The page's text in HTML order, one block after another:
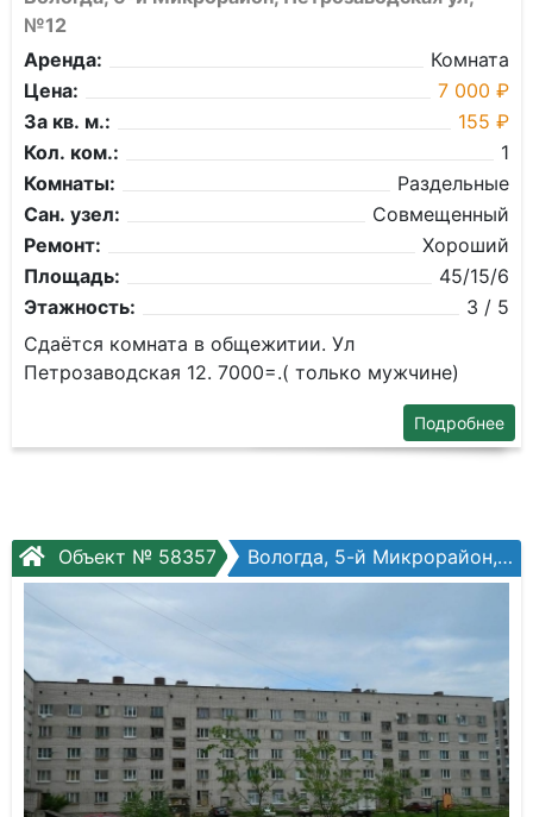
№12
Аренда:
Комната
Цена:
7 000 ₽
За кв. м.:
155 ₽
Кол. ком.:
1
Комнаты:
Раздельные
Сан. узел:
Совмещенный
Ремонт:
Хороший
Площадь:
45/15/6
Этажность:
3 / 5
Сдаётся комната в общежитии. Ул
Петрозаводская 12. 7000=.( только мужчине)
Подробнее
Объект № 58357 Вологда, 5-й Микрорайон, Маршала Конева ул, №31